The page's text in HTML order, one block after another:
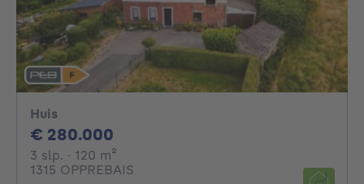
Huis
€ 280.000
3 slp. 3 slaapkamers
· 120 m²
1315 OPPREBAIS